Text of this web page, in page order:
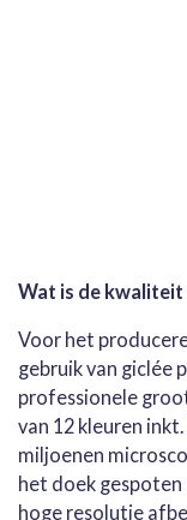
Wat is de kwaliteit
Voor het
gebruik van giclée
professionele
van 12 kleuren
miljoenen
het doek
hoge resolutie